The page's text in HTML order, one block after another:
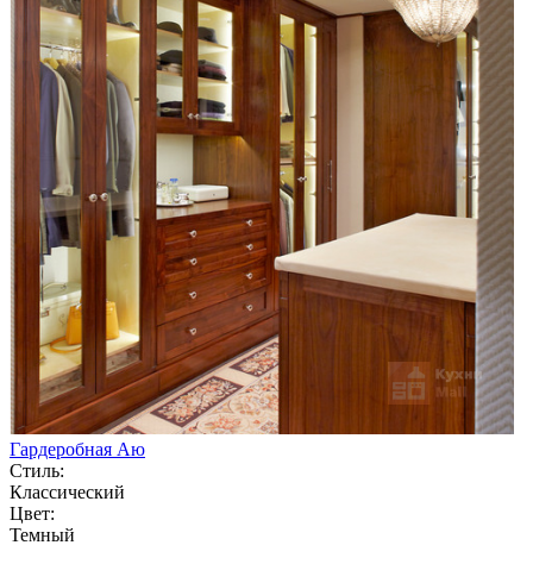
Гардеробная Аю
Стиль:
Классический
Цвет:
Темный